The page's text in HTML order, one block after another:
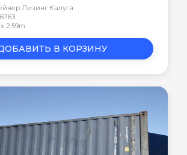
Лизинг Калуга
2.59m
В КОРЗИНУ